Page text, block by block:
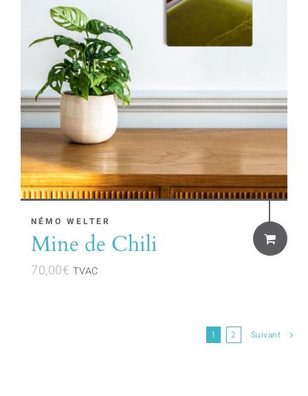
NÉMO WELTER
Mine de Chili
70,00€ TVAC
1 2 Suivant